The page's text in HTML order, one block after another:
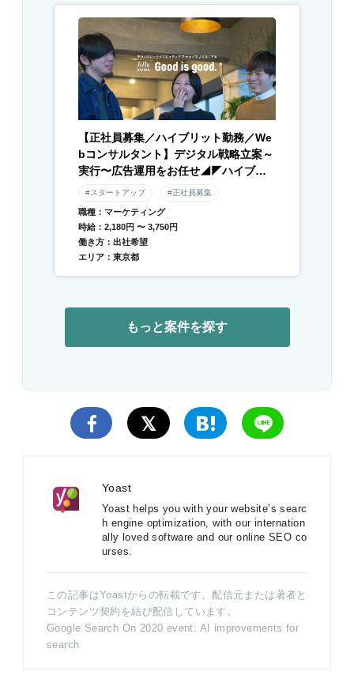
【正社員募集／ハイブリット勤務／We
bコンサルタント】デジタル戦略立案～
実行〜広告運用をお任せ◢◤ハイブリ
ッド勤務×残業月平均10時間以下◢◤伴
運営／急成長中DXベンチャー
#スタートアップ #正社員募集
職種：マーケティング
時給：2,180円 〜 3,750円
働き方：出社希望
エリア：東京都
もっと案件を探す
Yoast
Yoast helps you with your website’s searc
h engine optimization, with our internation
ally loved software and our online SEO co
urses.
この記事はYoastからの転載です。配信元または著者と
コンテンツ契約を結び配信しています。
Google Search On 2020 event: AI improvements for
search